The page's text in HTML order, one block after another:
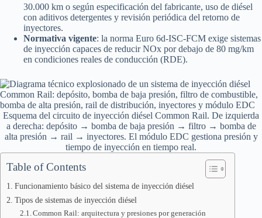
30.000 km o según especificación del fabricante, uso de diésel
con aditivos detergentes y revisión periódica del retorno de
inyectores.
Normativa vigente: la norma Euro 6d-ISC-FCM exige sistemas
de inyección capaces de reducir NOx por debajo de 80 mg/km
en condiciones reales de conducción (RDE).
Esquema del circuito de inyección diésel Common Rail. De izquierda
a derecha: depósito → bomba de baja presión → filtro → bomba de
alta presión → rail → inyectores. El módulo EDC gestiona presión y
tiempo de inyección en tiempo real.
Table of Contents
Funcionamiento básico del sistema de inyección diésel
Tipos de sistemas de inyección diésel
Common Rail: arquitectura y presiones por generación